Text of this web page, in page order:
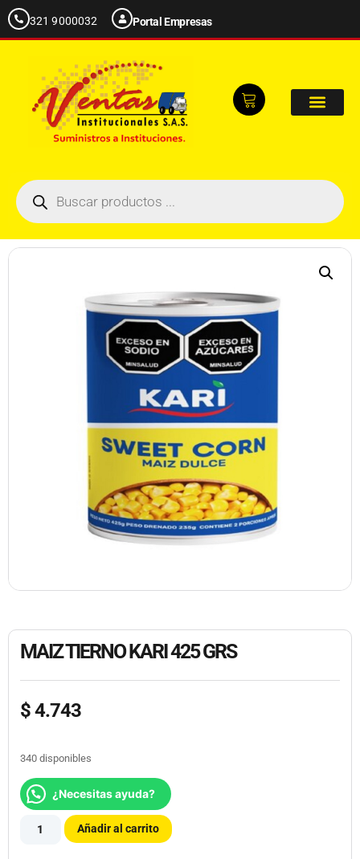
321 9000032 Portal Empresas
MAIZ TIERNO KARI 425 GRS
$4.743
340 disponibles
¿Necesitas ayuda?
Añadir al carrito